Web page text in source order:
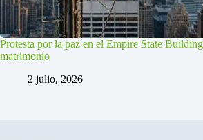
Protesta por la paz en el Empire State
matrimonio
2 julio, 2026